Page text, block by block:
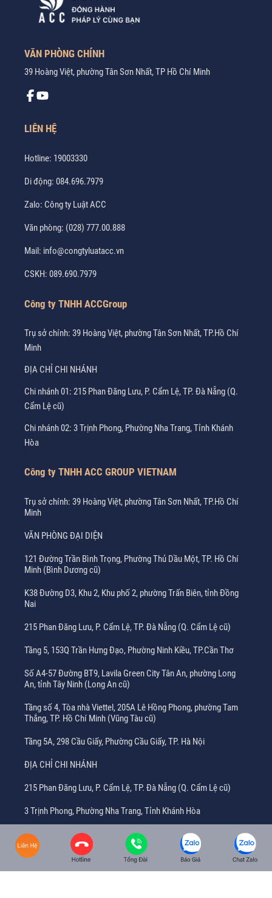
VĂN PHÒNG CHÍNH
39 Hoàng Việt, phường Tân Sơn Nhất, TP Hồ Chí Minh
LIÊN HỆ
Hotline: 19003330
Di động: 084.696.7979
Zalo: Công ty Luật ACC
Văn phòng: (028) 777.00.888
Mail: info@congtyluatacc.vn
CSKH: 089.690.7979
Công ty TNHH ACCGroup
Trụ sở chính: 39 Hoàng Việt, phường Tân Sơn Nhất, TP.Hồ Chí
Minh
ĐỊA CHỈ CHI NHÁNH
Chi nhánh 01: 215 Phan Đăng Lưu, P. Cẩm Lệ, TP. Đà Nẵng (Q.
Cẩm Lệ cũ)
Chi nhánh 02: 3 Trịnh Phong, Phường Nha Trang, Tỉnh Khánh
Hòa
Công ty TNHH ACC GROUP VIETNAM
Trụ sở chính: 39 Hoàng Việt, phường Tân Sơn Nhất, TP.Hồ Chí
Minh
VĂN PHÒNG ĐẠI DIỆN
121 Đường Trần Bình Trọng, Phường Thủ Dầu Một, TP. Hồ Chí
Minh (Bình Dương cũ)
K38 Đường D3, Khu 2, Khu phố 2, phường Trấn Biên, tỉnh Đồng
Nai
215 Phan Đăng Lưu, P. Cẩm Lệ, TP. Đà Nẵng (Q. Cẩm Lệ cũ)
Tầng 5, 153Q Trần Hưng Đạo, Phường Ninh Kiều, TP.Cần Thơ
Số A4-57 Đường BT9, Lavila Green City Tân An, phường Long
An, tỉnh Tây Ninh (Long An cũ)
Tầng số 4, Tòa nhà Viettel, 205A Lê Hồng Phong, phường Tam
Thắng, TP. Hồ Chí Minh (Vũng Tàu cũ)
Tầng 5A, 298 Cầu Giấy, Phường Cầu Giấy, TP. Hà Nội
ĐỊA CHỈ CHI NHÁNH
215 Phan Đăng Lưu, P. Cẩm Lệ, TP. Đà Nẵng (Q. Cẩm Lệ cũ)
3 Trịnh Phong, Phường Nha Trang, Tỉnh Khánh Hòa